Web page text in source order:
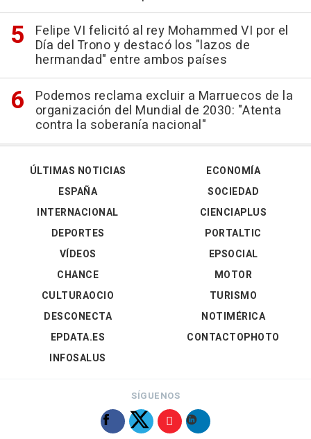
Felipe VI felicitó al rey Mohammed VI por el
Día del Trono y destacó los "lazos de
hermandad" entre ambos países
Podemos reclama excluir a Marruecos de la
organización del Mundial de 2030: "Atenta
contra la soberanía nacional"
ÚLTIMAS NOTICIAS
ESPAÑA
INTERNACIONAL
DEPORTES
VÍDEOS
ECONOMÍA
SOCIEDAD
CIENCIAPLUS
PORTALTIC
EPSOCIAL
CHANCE
CULTURAOCIO
DESCONECTA
EPDATA.ES
INFOSALUS
MOTOR
TURISMO
NOTIMÉRICA
CONTACTOPHOTO
SÍGUENOS